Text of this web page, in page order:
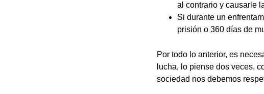
al contrario y causarle
Si durante un
prisión o 360 días de
Por todo lo anterior, es
lucha, lo piense dos veces,
sociedad nos debemos